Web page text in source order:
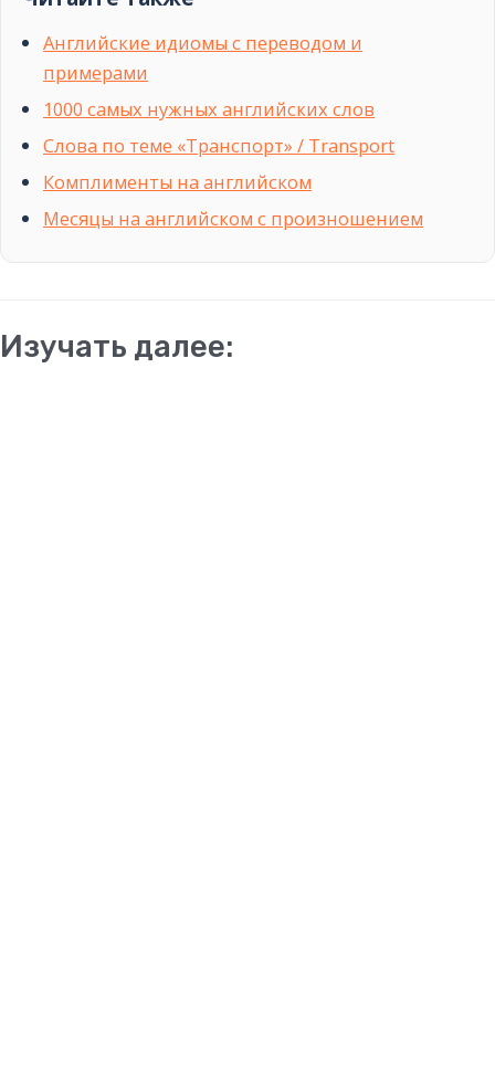
Английские идиомы с переводом и
примерами
1000 самых нужных английских слов
Слова по теме «Транспорт» / Transport
Комплименты на английском
Месяцы на английском с произношением
Изучать далее: